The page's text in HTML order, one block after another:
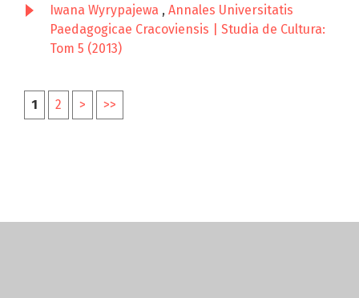
Iwana Wyrypajewa , Annales Universitatis
Paedagogicae Cracoviensis | Studia de Cultura:
Tom 5 (2013)
1 2 > >>